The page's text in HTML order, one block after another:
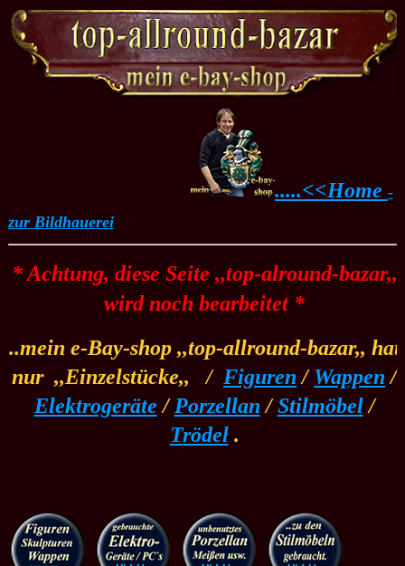
.....<<Home -
zur Bildhauerei
* Achtung, diese Seite ,,top-alround-bazar,,
wird noch bearbeitet *
..mein e-Bay-shop ,,top-allround-bazar,, hat
nur .,,Einzelstücke,, /.. Figuren /Wappen /
Elektrogeräte / Porzellan /Stilmöbel/
Trödel.